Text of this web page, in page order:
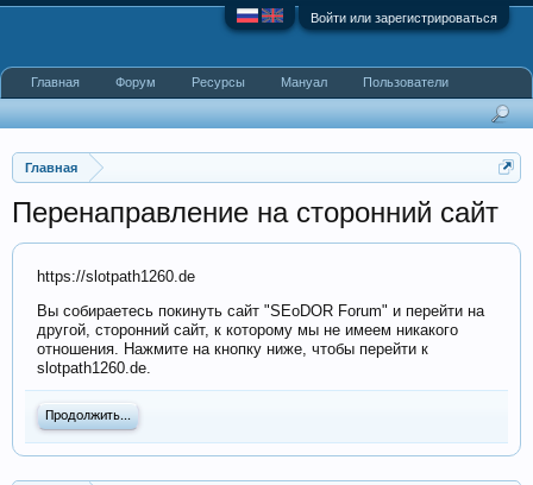
Войти или зарегистрироваться
Главная
Перенаправление на сторонний сайт
https://slotpath1260.de
Вы собираетесь покинуть сайт "SEoDOR Forum" и перейти на
другой, сторонний сайт, к которому мы не имеем никакого
отношения. Нажмите на кнопку ниже, чтобы перейти к
slotpath1260.de.
Продолжить...
Главная Форум Ресурсы Мануал Пользователи